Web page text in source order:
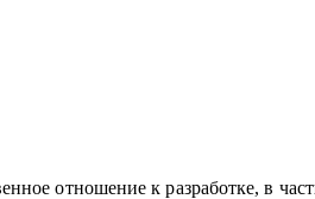
отношение к разработке, в